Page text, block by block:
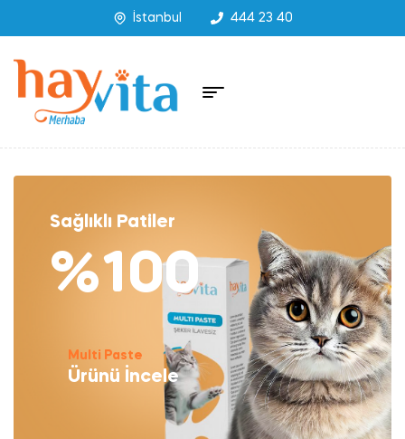
İstanbul 444 23 40
%100
Sağlıklı Patiler
Multi Paste
Ürünü İncele